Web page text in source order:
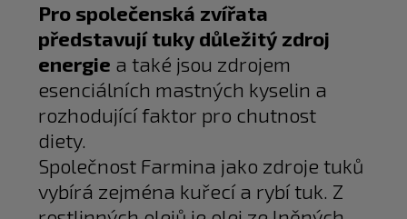
Pro společenská zvířata
představují tuky důležitý zdroj
energie a také jsou zdrojem
esenciálních mastných kyselin a
rozhodující faktor pro chutnost
diety.
Společnost Farmina jako zdroje tuků
vybírá zejména kuřecí a rybí tuk. Z